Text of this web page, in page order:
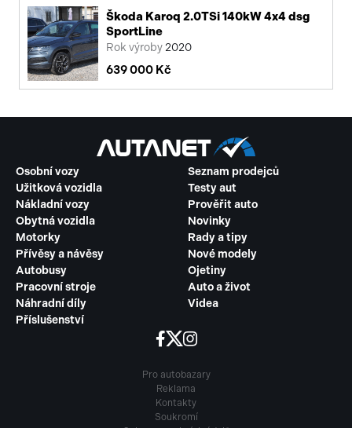
Škoda Karoq 2.0TSi 140kW 4x4 dsg
SportLine
Rok výroby 2020
639 000 Kč
Osobní vozy
Užitková vozidla
Nákladní vozy
Obytná vozidla
Motorky
Přívěsy a návěsy
Autobusy
Pracovní stroje
Náhradní díly
Příslušenství
Seznam prodejců
Testy aut
Prověřit auto
Novinky
Rady a tipy
Nové modely
Ojetiny
Auto a život
Videa
Pro autobazary
Reklama
Kontakty
Soukromí